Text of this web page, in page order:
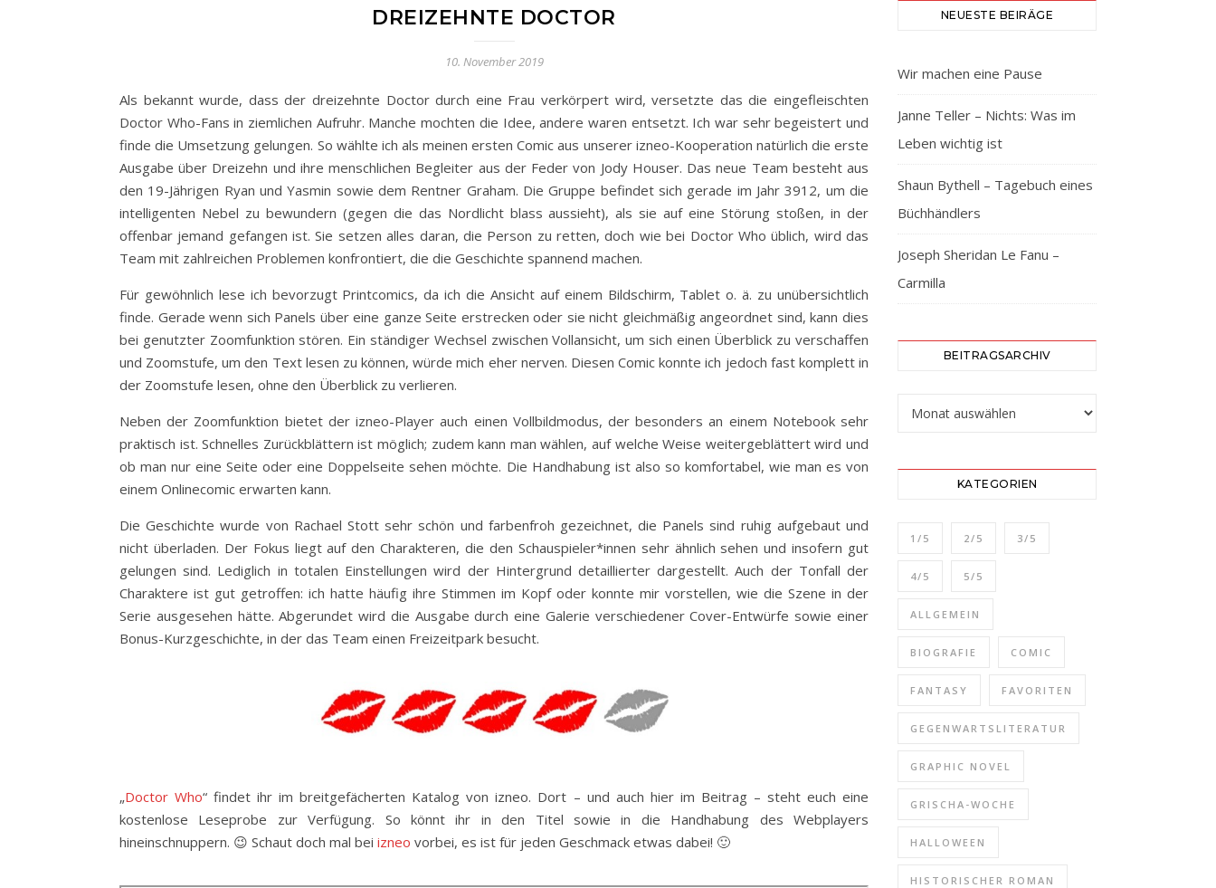
DREIZEHNTE DOCTOR
10. November 2019
Als bekannt wurde, dass der dreizehnte Doctor durch eine Frau verkörpert wird, versetzte das die eingefleischten
Doctor Who-Fans in ziemlichen Aufruhr. Manche mochten die Idee, andere waren entsetzt. Ich war sehr begeistert und
finde die Umsetzung gelungen. So wählte ich als meinen ersten Comic aus unserer izneo-Kooperation natürlich die erste
Ausgabe über Dreizehn und ihre menschlichen Begleiter aus der Feder von Jody Houser. Das neue Team besteht aus
den 19-Jährigen Ryan und Yasmin sowie dem Rentner Graham. Die Gruppe befindet sich gerade im Jahr 3912, um die
intelligenten Nebel zu bewundern (gegen die das Nordlicht blass aussieht), als sie auf eine Störung stoßen, in der
offenbar jemand gefangen ist. Sie setzen alles daran, die Person zu retten, doch wie bei Doctor Who üblich, wird das
Team mit zahlreichen Problemen konfrontiert, die die Geschichte spannend machen.
Für gewöhnlich lese ich bevorzugt Printcomics, da ich die Ansicht auf einem Bildschirm, Tablet o. ä. zu unübersichtlich
finde. Gerade wenn sich Panels über eine ganze Seite erstrecken oder sie nicht gleichmäßig angeordnet sind, kann dies
bei genutzter Zoomfunktion stören. Ein ständiger Wechsel zwischen Vollansicht, um sich einen Überblick zu verschaffen
und Zoomstufe, um den Text lesen zu können, würde mich eher nerven. Diesen Comic konnte ich jedoch fast komplett in
der Zoomstufe lesen, ohne den Überblick zu verlieren.
Neben der Zoomfunktion bietet der izneo-Player auch einen Vollbildmodus, der besonders an einem Notebook sehr
praktisch ist. Schnelles Zurückblättern ist möglich; zudem kann man wählen, auf welche Weise weitergeblättert wird und
ob man nur eine Seite oder eine Doppelseite sehen möchte. Die Handhabung ist also so komfortabel, wie man es von
einem Onlinecomic erwarten kann.
Die Geschichte wurde von Rachael Stott sehr schön und farbenfroh gezeichnet, die Panels sind ruhig aufgebaut und
nicht überladen. Der Fokus liegt auf den Charakteren, die den Schauspieler*innen sehr ähnlich sehen und insofern gut
gelungen sind. Lediglich in totalen Einstellungen wird der Hintergrund detaillierter dargestellt. Auch der Tonfall der
Charaktere ist gut getroffen: ich hatte häufig ihre Stimmen im Kopf oder konnte mir vorstellen, wie die Szene in der
Serie ausgesehen hätte. Abgerundet wird die Ausgabe durch eine Galerie verschiedener Cover-Entwürfe sowie einer
Bonus-Kurzgeschichte, in der das Team einen Freizeitpark besucht.
„Doctor Who“ findet ihr im breitgefächerten Katalog von izneo. Dort – und auch hier im Beitrag – steht euch eine
kostenlose Leseprobe zur Verfügung. So könnt ihr in den Titel sowie in die Handhabung des Webplayers
hineinschnuppern. 😉 Schaut doch mal bei izneo vorbei, es ist für jeden Geschmack etwas dabei! 🙂
NEUESTE BEIRÄGE
Wir machen eine Pause
Janne Teller – Nichts: Was im
Leben wichtig ist
Shaun Bythell – Tagebuch eines
Büchhändlers
Joseph Sheridan Le Fanu –
Carmilla
BEITRAGSARCHIV
KATEGORIEN
1/5 2/5 3/5
4/5 5/5
ALLGEMEIN
BIOGRAFIE COMIC
FANTASY FAVORITEN
GEGENWARTSLITERATUR
GRAPHIC NOVEL
GRISCHA-WOCHE
HALLOWEEN
HISTORISCHER ROMAN